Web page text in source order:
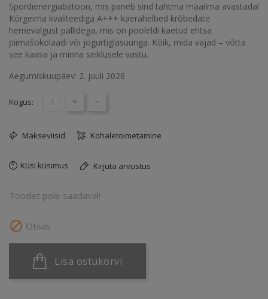
Spordienergiabatoon, mis paneb sind tahtma maailma avastada!
Kõrgeima kvaliteediga A+++ kaerahelbed krõbedate
hernevalgust pallidega, mis on pooleldi kaetud ehtsa
piimašokolaadi või jogurtiglasuuriga. Kõik, mida vajad – võtta
see kaasa ja minna seiklusele vastu.
Aegumiskuupäev: 2. juuli 2026
Kogus: + -
Makseviisid Kohaletoimetamine
Küsi küsimus Kirjuta arvustus
Toodet pole saadaval!
 Otsas
Lisa ostukorvi